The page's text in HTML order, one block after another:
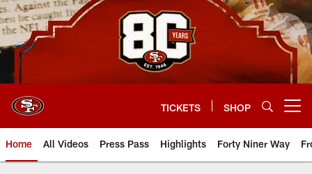
Skip
to
main
content
TICKETS SHOP
Home All Videos Press Pass Highlights Forty Niner Way